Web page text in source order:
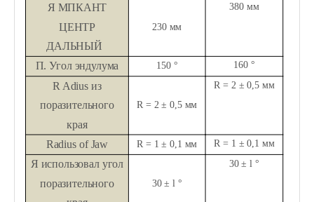
Я МПКАНТ
ЦЕНТР
ДАЛЬНЫЙ
230 мм
380 мм
П.Угол эндулума 150 ° 160 °
R Adius из
поразительного
края
R = 2 ± 0,5 мм
R = 2 ± 0,5 мм
Radius of Jaw R = 1 ± 0,1 мм R = 1 ± 0,1 мм
Я использовал угол
поразительного
30 ± l °
30 ± l °